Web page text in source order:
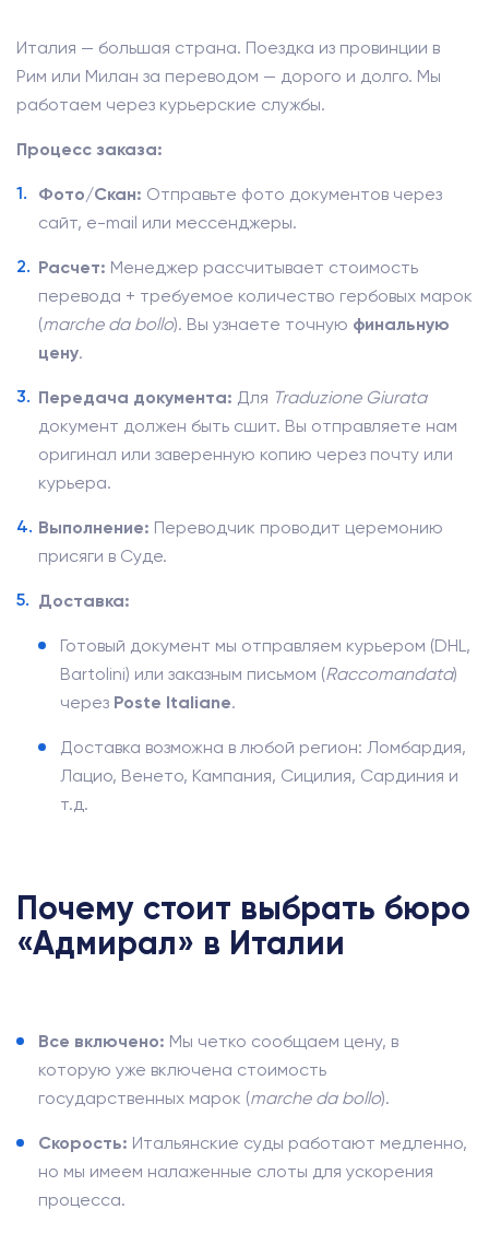
Италия — большая страна. Поездка из провинции в
Рим или Милан за переводом — дорого и долго. Мы
работаем через курьерские службы.
Процесс заказа:
Фото/Скан: Отправьте фото документов через
сайт, e-mail или мессенджеры.
Расчет: Менеджер рассчитывает стоимость
перевода + требуемое количество гербовых марок
(marche da bollo). Вы узнаете точную финальную
цену.
Передача документа: Для Traduzione Giurata
документ должен быть сшит. Вы отправляете нам
оригинал или заверенную копию через почту или
курьера.
Выполнение: Переводчик проводит церемонию
присяги в Суде.
Доставка:
Готовый документ мы отправляем курьером (DHL,
Bartolini) или заказным письмом (Raccomandata)
через Poste Italiane.
Доставка возможна в любой регион: Ломбардия,
Лацио, Венето, Кампания, Сицилия, Сардиния и
т.д.
Почему стоит выбрать бюро
«Адмирал» в Италии
Все включено: Мы четко сообщаем цену, в
которую уже включена стоимость
государственных марок (marche da bollo).
Скорость: Итальянские суды работают медленно,
но мы имеем налаженные слоты для ускорения
процесса.